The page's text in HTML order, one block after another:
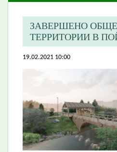
ЗАВЕРШЕНО
ТЕРРИТОРИИ В
19.02.2021 10:00